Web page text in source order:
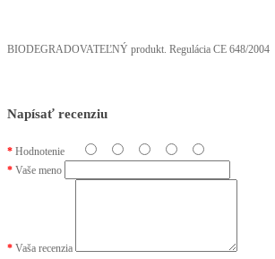
BIODEGRADOVATEĽNÝ produkt. Regulácia CE 648/2004
Napísať recenziu
Hodnotenie
Vaše meno
Vaša recenzia